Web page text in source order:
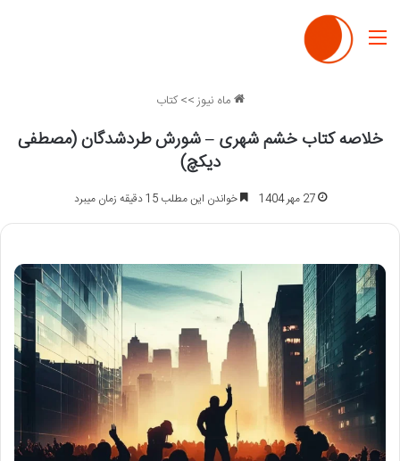
منو
ماه نیوز>> کتاب
خلاصه کتاب خشم شهری – شورش طردشدگان (مصطفی
دیکچ)
27 مهر 1404 خواندن این مطلب 15 دقیقه زمان میبرد